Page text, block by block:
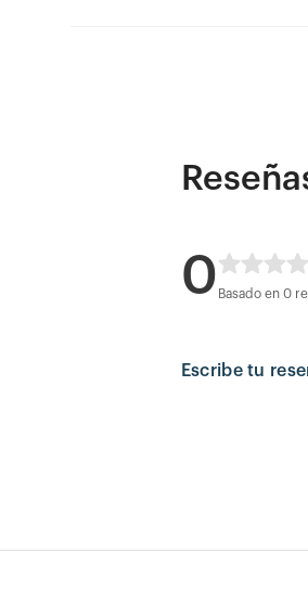
0 Basado en 0
Escribe tu